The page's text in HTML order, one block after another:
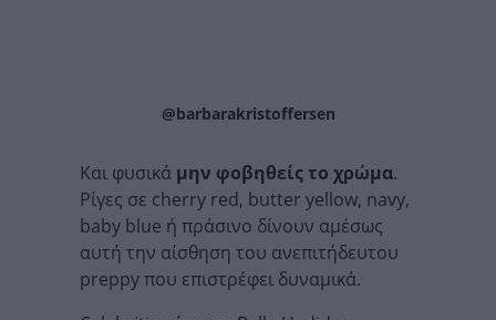
@barbarakristoffersen
Και φυσικά μην φοβηθείς το χρώμα.
Ρίγες σε cherry red, butter yellow, navy,
baby blue ή πράσινο δίνουν αμέσως
αυτή την αίσθηση του ανεπιτήδευτου
preppy που επιστρέφει δυναμικά.